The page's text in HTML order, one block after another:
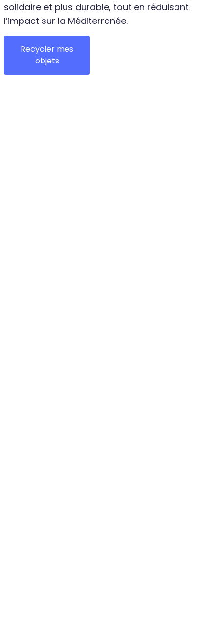
solidaire et plus durable, tout en réduisant
l’impact sur la Méditerranée.
Recycler mes
objets